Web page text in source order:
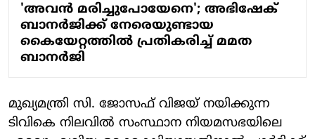
'അവൻ മരിച്ചുപോയേനെ'; അഭിഷേക്
ബാനർജിക്ക് നേരെയുണ്ടായ
കൈയേറ്റത്തിൽ പ്രതികരിച്ച് മമത
ബാനർജി
മുഖ്യമന്ത്രി സി. ജോസഫ് വിജയ് നയിക്കുന്ന
ടിവികെ നിലവിൽ സംസ്ഥാന നിയമസഭയിലെ